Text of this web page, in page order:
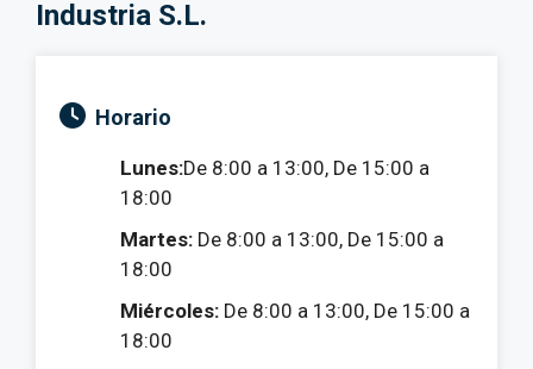
Industria S.L.
Horario
Lunes:De 8:00 a 13:00, De 15:00 a
18:00
Martes: De 8:00 a 13:00, De 15:00 a
18:00
Miércoles: De 8:00 a 13:00, De 15:00 a
18:00